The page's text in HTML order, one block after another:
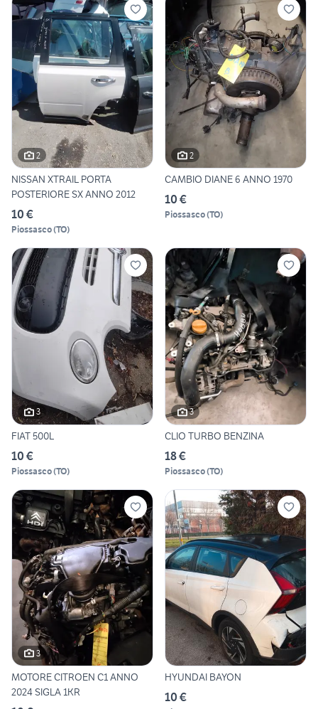
2
NISSAN XTRAIL PORTA
POSTERIORE SX ANNO 2012
10 €
Piossasco(TO)
2
CAMBIO DIANE 6 ANNO 1970
10 €
Piossasco(TO)
3
FIAT 500L
10 €
Piossasco(TO)
3
CLIO TURBO BENZINA
18 €
Piossasco(TO)
3
MOTORE CITROEN C1 ANNO
2024 SIGLA 1KR
HYUNDAI BAYON
10 €